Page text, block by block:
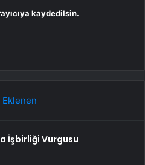
kaydedilsin.
Eklenen
İşbirliği Vurgusu